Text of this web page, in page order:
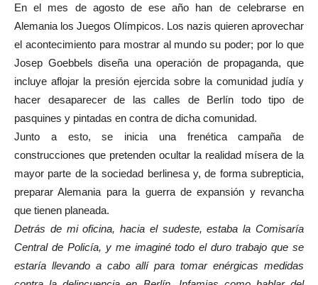
En el mes de agosto de ese año han de celebrarse en
Alemania los Juegos Olímpicos. Los nazis quieren aprovechar
el acontecimiento para mostrar al mundo su poder; por lo que
Josep Goebbels diseña una operación de propaganda, que
incluye aflojar la presión ejercida sobre la comunidad judía y
hacer desaparecer de las calles de Berlín todo tipo de
pasquines y pintadas en contra de dicha comunidad.
Junto a esto, se inicia una frenética campaña de
construcciones que pretenden ocultar la realidad mísera de la
mayor parte de la sociedad berlinesa y, de forma subrepticia,
preparar Alemania para la guerra de expansión y revancha
que tienen planeada.
Detrás de mi oficina, hacia el sudeste, estaba la Comisaría
Central de Policía, y me imaginé todo el duro trabajo que se
estaría llevando a cabo allí para tomar enérgicas medidas